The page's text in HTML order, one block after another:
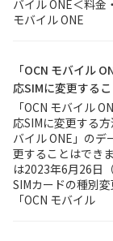
バイル ONE＜料
モバイル ONE
「OCN モバイル
応SIMに変更する
「OCN モバイル
応SIMに変更する
バイル ONE」のデ
更することはでき
は2023年6月26日
SIMカードの種別
「OCN モバイル